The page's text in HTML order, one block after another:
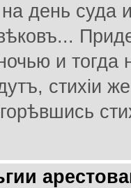
день суда
и
стихіи